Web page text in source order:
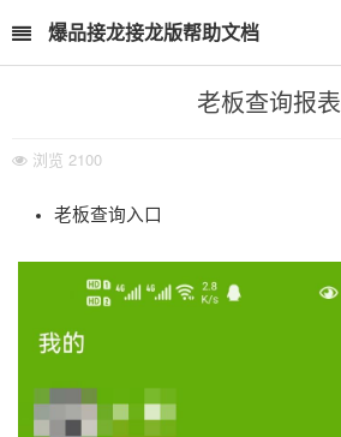
爆品接龙接龙版帮助文档
老板查询报表
浏览 2100
老板查询入口